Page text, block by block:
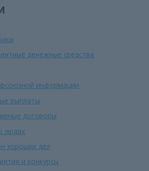
денежные средства
информации
выплаты
договоры
людях
хороших дел
и конкурсы